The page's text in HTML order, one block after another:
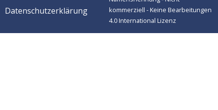
Datenschutzerklärung
kommerziell - Keine Bearbeitungen
4.0 International Lizenz